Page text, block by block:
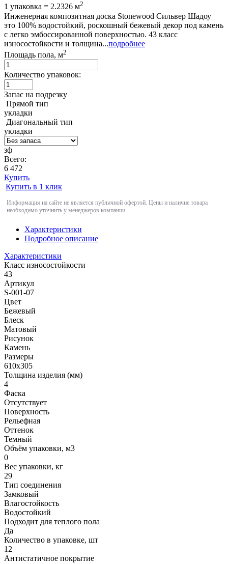
1 упаковка = 2.2326 м2
Инженерная композитная доска Stonewood Сильвер Шадоу
это 100% водостойкий, роскошный бежевый декор под камень
с легко эмбоссированной поверхностью. 43 класс
износостойкости и толщина...подробнее
Площадь пола, м2
Количество упаковок:
Запас на подрезку
Прямой тип
укладки
Диагональный тип
укладки
зф
Всего:
6 472
Купить
Купить в 1 клик
Информация на сайте не является публичной офертой. Цены и наличие товара
необходимо уточнить у менеджеров компании
Характеристики
Подробное описание
Характеристики
Класс износостойкости
43
Артикул
S-001-07
Цвет
Бежевый
Блеск
Матовый
Рисунок
Камень
Размеры
610x305
Толщина изделия (мм)
4
Фаска
Отсутствует
Поверхность
Рельефная
Оттенок
Темный
Объём упаковки, м3
0
Вес упаковки, кг
29
Тип соединения
Замковый
Влагостойкость
Водостойкий
Подходит для теплого пола
Да
Количество в упаковке, шт
12
Антистатичное покрытие